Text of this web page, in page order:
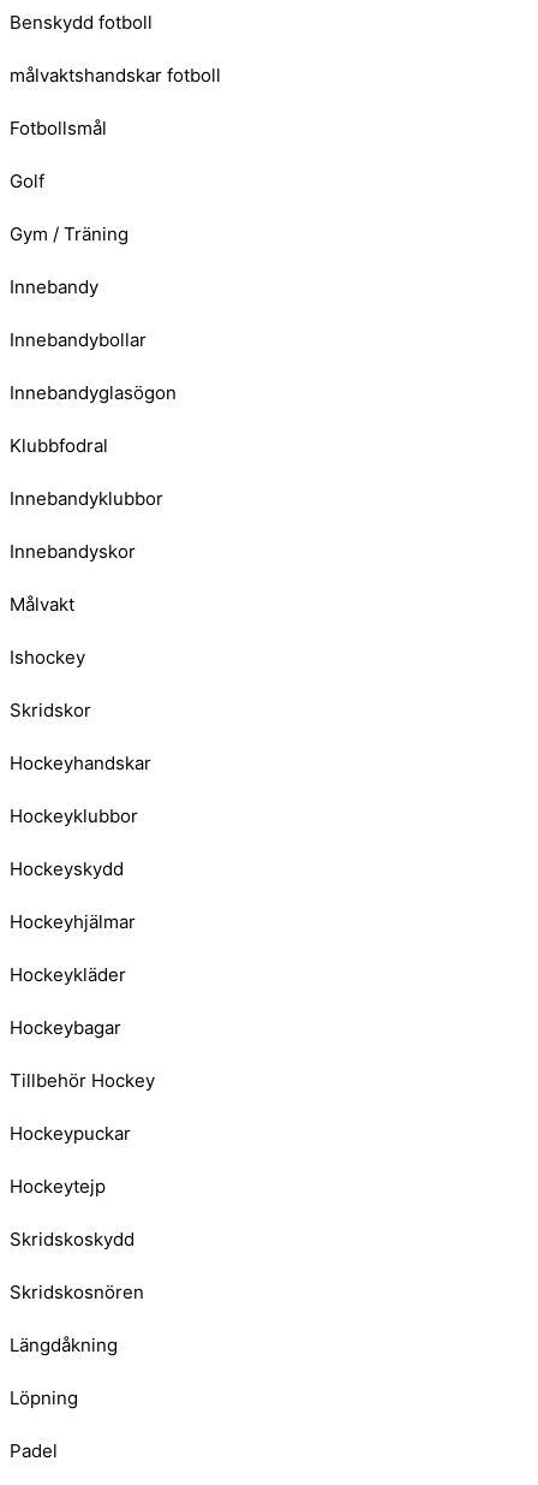
Benskydd fotboll
målvaktshandskar fotboll
Fotbollsmål
Golf
Gym / Träning
Innebandy
Innebandybollar
Innebandyglasögon
Klubbfodral
Innebandyklubbor
Innebandyskor
Målvakt
Ishockey
Skridskor
Hockeyhandskar
Hockeyklubbor
Hockeyskydd
Hockeyhjälmar
Hockeykläder
Hockeybagar
Tillbehör Hockey
Hockeypuckar
Hockeytejp
Skridskoskydd
Skridskosnören
Längdåkning
Löpning
Padel